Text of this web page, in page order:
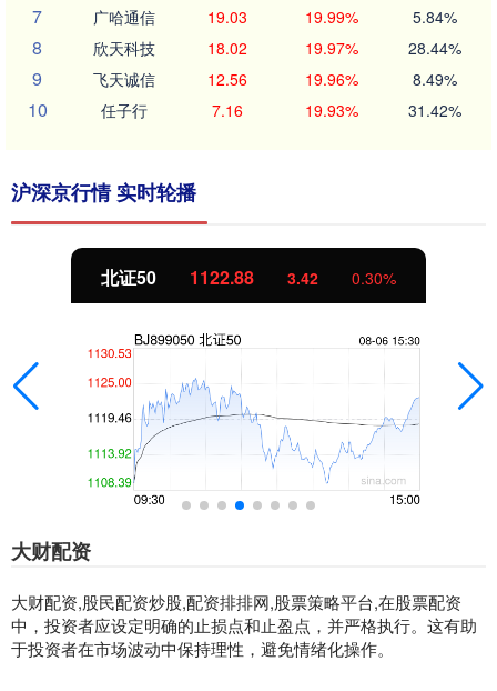
7 广哈通信 19.03 19.99% 5.84%
8 欣天科技 18.02 19.97% 28.44%
9 飞天诚信 12.56 19.96% 8.49%
10 任子行 7.16 19.93% 31.42%
沪深京行情 实时轮播
北证50 1122.88 3.42 0.30%
大财配资
大财配资,股民配资炒股,配资排排网,股票策略平台,在股票配资
中，投资者应设定明确的止损点和止盈点，并严格执行。这有助
于投资者在市场波动中保持理性，避免情绪化操作。